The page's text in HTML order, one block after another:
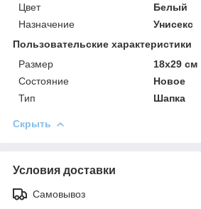
Цвет
Белый
Назначение
Унисекс
Пользовательские характеристики
Размер
18х29 см
Состояние
Новое
Тип
Шапка
Скрыть
Условия доставки
Самовывоз